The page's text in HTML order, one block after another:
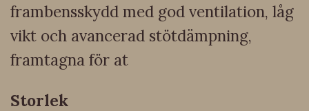
frambensskydd med god ventilation, låg
vikt och avancerad stötdämpning,
framtagna för at
Storlek